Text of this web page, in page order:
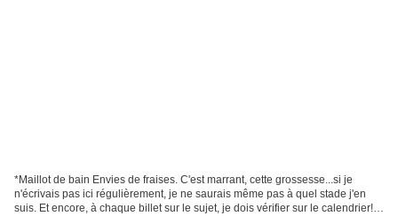
*Maillot de bain Envies de fraises. C'est marrant, cette grossesse...si je
n'écrivais pas ici régulièrement, je ne saurais même pas à quel stade j'en
suis. Et encore, à chaque billet sur le sujet, je dois vérifier sur le calendrier!